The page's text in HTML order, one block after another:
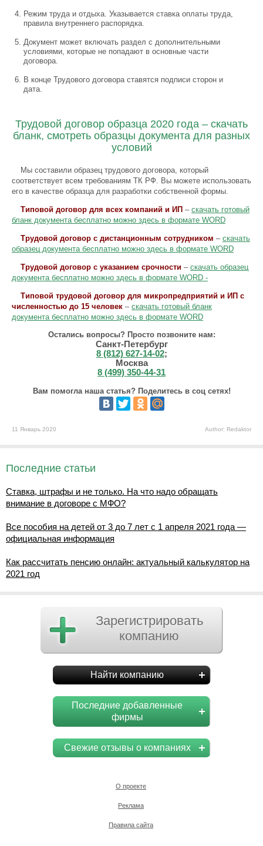
Режим труда и отдыха. Указывается ставка оплаты труда,
правила внутреннего распорядка.
Документ может включать раздел с дополнительными
условиями, которые не попадают в основные части
договора.
В конце Трудового договора ставятся подписи сторон и
дата.
Трудовой договор образца 2020 года – скачать
бланк, смотреть образцы документа для разных
условий
Мы составили образец трудового договора, который
соответствует всем требованиям ТК РФ. Вы можете использовать
его в качестве образца для разработки собственной формы.
Типовой договор для всех компаний и ИП – скачать готовый
бланк документа бесплатно можно здесь в формате WORD
Трудовой договор с дистанционным сотрудником – скачать
образец документа бесплатно можно здесь в формате WORD
Трудовой договор с указанием срочности – скачать образец
документа бесплатно можно здесь в формате WORD -
Типовой трудовой договор для микропредприятий и ИП с
численностью до 15 человек – скачать готовый бланк
документа бесплатно можно здесь в формате WORD
Остались вопросы? Просто позвоните нам:
Санкт-Петербург
8 (812) 627-14-02;
Москва
8 (499) 350-44-31
Вам помогла наша статья? Поделитесь в соц сетях!
11 Январь 2020 Author: Redaktor
Последние статьи
Ставка, штрафы и не только. На что надо обращать
внимание в договоре с МФО?
Все пособия на детей от 3 до 7 лет с 1 апреля 2021 года —
официальная информация
Как рассчитать пенсию онлайн: актуальный калькулятор на
2021 год
Зарегистрировать
компанию
Найти компанию
Последние добавленные
фирмы
Свежие отзывы о компаниях
О проекте
Реклама
Правила сайта